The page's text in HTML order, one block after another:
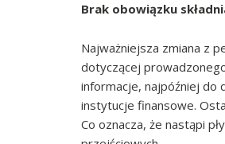
Brak obowiązku
Najważniejsza zmiana z
dotyczącej
informacje, najpóźniej do
instytucje finansowe.
Co oznacza, że nastąpi